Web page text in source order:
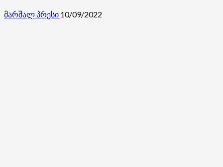
მარშალ პრესი 10/09/2022